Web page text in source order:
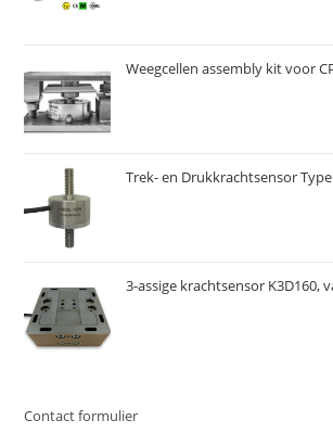
Weegcellen assembly kit voor
Trek- en Drukkrachtsensor
3-assige krachtsensor K3D160,
Contact formulier